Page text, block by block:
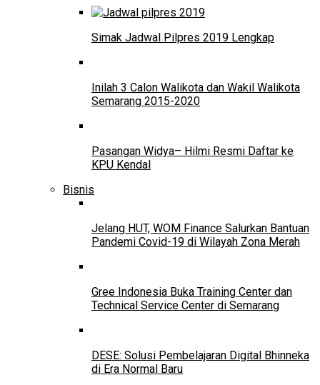
Simak Jadwal Pilpres 2019 Lengkap
Inilah 3 Calon Walikota dan Wakil Walikota
Semarang 2015-2020
Pasangan Widya– Hilmi Resmi Daftar ke
KPU Kendal
Bisnis
Jelang HUT, WOM Finance Salurkan Bantuan
Pandemi Covid-19 di Wilayah Zona Merah
Gree Indonesia Buka Training Center dan
Technical Service Center di Semarang
DESE: Solusi Pembelajaran Digital Bhinneka
di Era Normal Baru